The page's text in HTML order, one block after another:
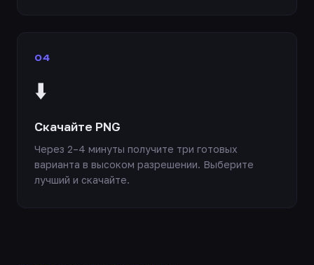
04
⬇️
Скачайте PNG
Через 2–4 минуты получите три готовых
варианта в высоком разрешении. Выберите
лучший и скачайте.